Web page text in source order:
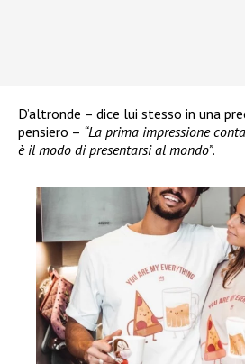
D’altronde – dice lui stesso in una
pensiero – “La prima impressione
è il modo di presentarsi al mondo”.